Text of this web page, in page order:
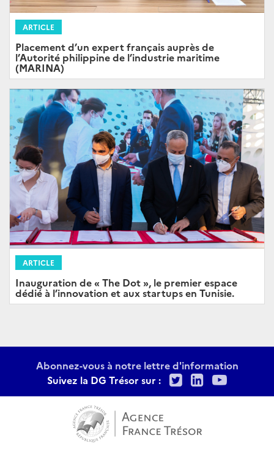
ARTICLE
Placement d’un expert français auprès de
l’Autorité philippine de l’industrie maritime
(MARINA)
ARTICLE
Inauguration de « The Dot », le premier espace
dédié à l’innovation et aux startups en Tunisie.
Abonnez-vous à notre lettre d'information
Suivez la DG Trésor sur :
TwitterLinkedIn